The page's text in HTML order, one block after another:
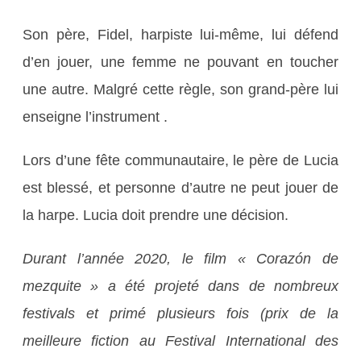
Son père, Fidel, harpiste lui-même, lui défend
d’en jouer, une femme ne pouvant en toucher
une autre. Malgré cette règle, son grand-père lui
enseigne l’instrument .
Lors d’une fête communautaire, le père de Lucia
est blessé, et personne d’autre ne peut jouer de
la harpe. Lucia doit prendre une décision.
Durant l’année 2020, le film « Corazón de
mezquite » a été projeté dans de nombreux
festivals et primé plusieurs fois (prix de la
meilleure fiction au Festival International des